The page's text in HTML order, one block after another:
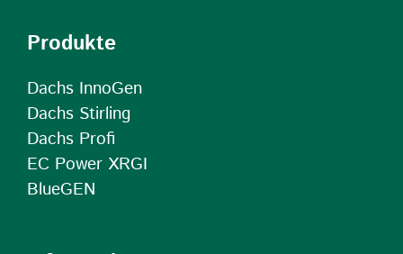
Produkte
Dachs InnoGen
Dachs Stirling
Dachs Profi
EC Power XRGI
BlueGEN